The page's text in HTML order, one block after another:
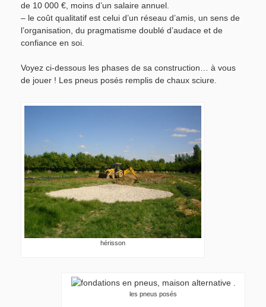
de 10 000 €, moins d’un salaire annuel.
– le coût qualitatif est celui d’un réseau d’amis, un sens de
l’organisation, du pragmatisme doublé d’audace et de
confiance en soi.
Voyez ci-dessous les phases de sa construction… à vous
de jouer ! Les pneus posés remplis de chaux sciure.
hérisson
les pneus posés